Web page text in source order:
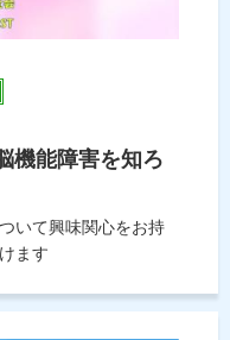
機能障害を知ろ
いて興味関心をお持
ます